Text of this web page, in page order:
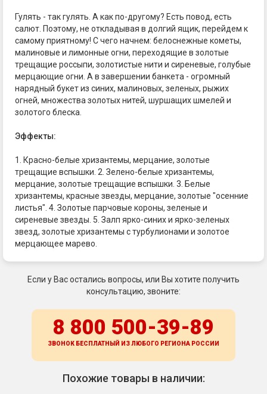
Гулять - так гулять. А как по-другому? Есть повод, есть
салют. Поэтому, не откладывая в долгий ящик, перейдем к
самому приятному! С чего начнем: белоснежные кометы,
малиновые и лимонные огни, переходящие в золотые
трещащие россыпи, золотистые нити и сиреневые, голубые
мерцающие огни. А в завершении банкета - огромный
нарядный букет из синих, малиновых, зеленых, рыжих
огней, множества золотых нитей, шуршащих шмелей и
золотого блеска.
Эффекты:
1. Красно-белые хризантемы, мерцание, золотые
трещащие вспышки. 2. Зелено-белые хризантемы,
мерцание, золотые трещащие вспышки. 3. Белые
хризантемы, красные звезды, мерцание, золотые "осенние
листья". 4. Золотые парчовые короны, зеленые и
сиреневые звезды. 5. Залп ярко-синих и ярко-зеленых
звезд, золотые хризантемы с турбулионами и золотое
мерцающее марево.
Если у Вас остались вопросы, или Вы хотите получить
консультацию, звоните:
8 800 500-39-89
ЗВОНОК БЕСПЛАТНЫЙ ИЗ ЛЮБОГО РЕГИОНА РОССИИ
Похожие товары в наличии: